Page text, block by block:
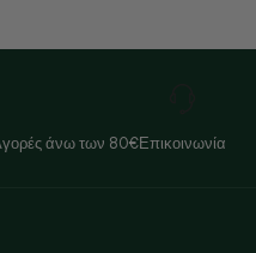
άνω των 80€Επικοινωνία